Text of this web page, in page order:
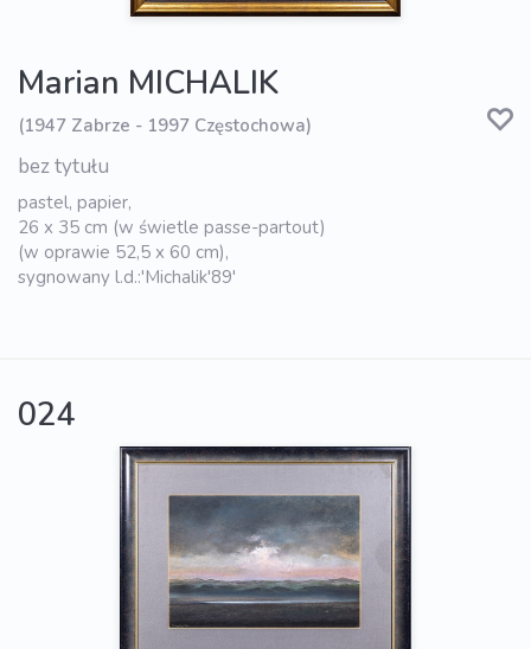
Marian MICHALIK
(1947 Zabrze - 1997 Częstochowa)
bez tytułu
pastel, papier,
26 x 35 cm (w świetle passe-partout)
(w oprawie 52,5 x 60 cm),
sygnowany l.d.:'Michalik'89'
024